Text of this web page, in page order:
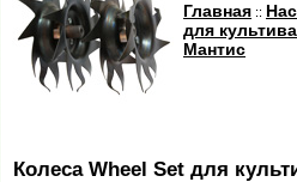
Главная ::
для
Мантис
Колеса Wheel Set для